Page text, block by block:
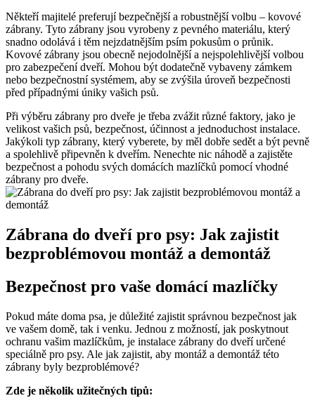
Někteří majitelé preferují bezpečnější a robustnější ‌volbu – kovové​
zábrany.⁣ Tyto zábrany ‌jsou vyrobeny z pevného materiálu, který
snadno ⁤odolává i těm⁢ nejzdatnějším psím pokusům ⁤o průnik.
Kovové ⁣zábrany jsou obecně ‌nejodolnější a⁤ nejspolehlivější volbou
pro zabezpečení dveří. ⁣Mohou být dodatečně vybaveny zámkem
nebo bezpečnostní systémem, aby se‌ zvýšila úroveň bezpečnosti
před případnými úniky ⁢vašich psů.
Při výběru zábrany pro dveře je třeba zvážit různé faktory, jako je
velikost vašich psů, bezpečnost, účinnost a jednoduchost instalace.
Jakýkoli typ zábrany, který vyberete, by měl dobře⁢ sedět a⁤ být pevně
a spolehlivě připevněn⁤ k dveřím. ​Nenechte ⁤nic​ náhodě a⁢ zajistěte
⁢bezpečnost ‌a pohodu svých‌ domácích mazlíčků pomocí vhodné
zábrany⁢ pro dveře.
Zábrana do​ dveří pro psy: Jak zajistit
bezproblémovou montáž a demontáž
Bezpečnost ⁣pro vaše ⁤domácí ⁣mazlíčky
Pokud ​máte doma psa, je ‍důležité zajistit správnou bezpečnost ⁢jak
ve vašem domě, tak i ⁤venku. Jednou​ z možností, jak poskytnout
ochranu⁢ vašim mazlíčkům, je ‍instalace zábrany do dveří určené
speciálně‌ pro psy. Ale jak‍ zajistit, aby montáž‍ a demontáž​ této
zábrany byly bezproblémové?
Zde⁤ je‌ několik užitečných tipů: